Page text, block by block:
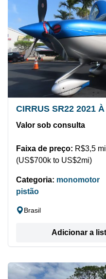
CIRRUS SR22 2021
Valor sob consulta
Faixa de preço: R$3,5
(US$700k to US$2mi)
Categoria: monomotor
pistão
Brasil
Adicionar a